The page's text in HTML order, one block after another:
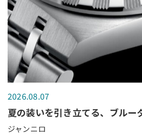
2026.08.07
夏の装いを引き立てる、ブルー
ジャンニロ